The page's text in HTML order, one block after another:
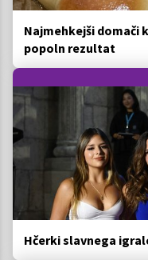
Najmehkejši domači
popoln rezultat
Hčerki slavnega